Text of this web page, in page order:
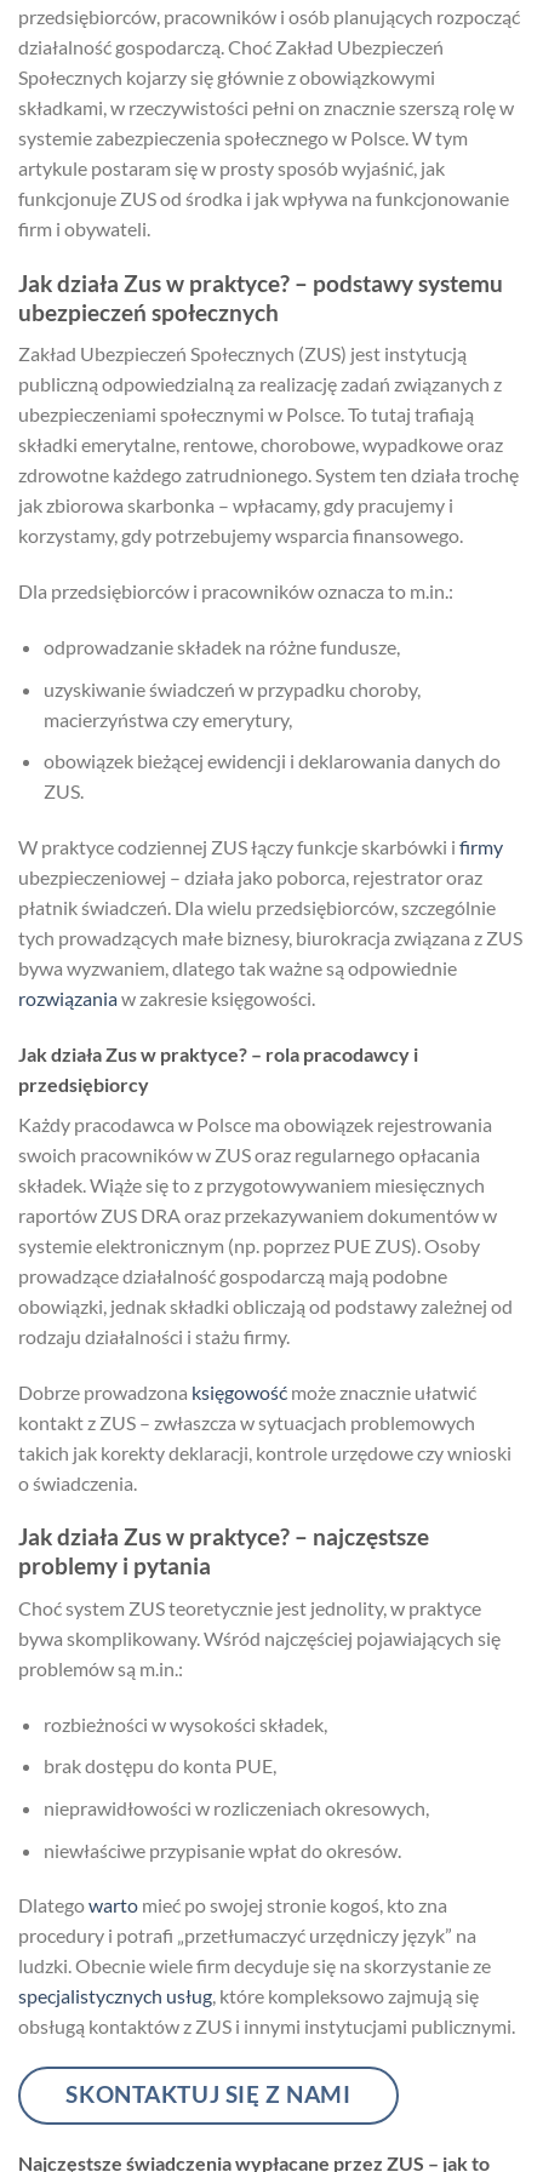
przedsiębiorców, pracowników i osób planujących rozpocząć
działalność gospodarczą. Choć Zakład Ubezpieczeń
Społecznych kojarzy się głównie z obowiązkowymi
składkami, w rzeczywistości pełni on znacznie szerszą rolę w
systemie zabezpieczenia społecznego w Polsce. W tym
artykule postaram się w prosty sposób wyjaśnić, jak
funkcjonuje ZUS od środka i jak wpływa na funkcjonowanie
firm i obywateli.
Jak działa Zus w praktyce? – podstawy systemu
ubezpieczeń społecznych
Zakład Ubezpieczeń Społecznych (ZUS) jest instytucją
publiczną odpowiedzialną za realizację zadań związanych z
ubezpieczeniami społecznymi w Polsce. To tutaj trafiają
składki emerytalne, rentowe, chorobowe, wypadkowe oraz
zdrowotne każdego zatrudnionego. System ten działa trochę
jak zbiorowa skarbonka – wpłacamy, gdy pracujemy i
korzystamy, gdy potrzebujemy wsparcia finansowego.
Dla przedsiębiorców i pracowników oznacza to m.in.:
odprowadzanie składek na różne fundusze,
uzyskiwanie świadczeń w przypadku choroby,
macierzyństwa czy emerytury,
obowiązek bieżącej ewidencji i deklarowania danych do
ZUS.
W praktyce codziennej ZUS łączy funkcje skarbówki i firmy
ubezpieczeniowej – działa jako poborca, rejestrator oraz
płatnik świadczeń. Dla wielu przedsiębiorców, szczególnie
tych prowadzących małe biznesy, biurokracja związana z ZUS
bywa wyzwaniem, dlatego tak ważne są odpowiednie
rozwiązaniaw zakresie księgowości.
Jak działa Zus w praktyce? – rola pracodawcy i
przedsiębiorcy
Każdy pracodawca w Polsce ma obowiązek rejestrowania
swoich pracowników w ZUS oraz regularnego opłacania
składek. Wiąże się to z przygotowywaniem miesięcznych
raportów ZUS DRA oraz przekazywaniem dokumentów w
systemie elektronicznym (np. poprzez PUE ZUS). Osoby
prowadzące działalność gospodarczą mają podobne
obowiązki, jednak składki obliczają od podstawy zależnej od
rodzaju działalności i stażu firmy.
Dobrze prowadzona księgowość może znacznie ułatwić
kontakt z ZUS – zwłaszcza w sytuacjach problemowych
takich jak korekty deklaracji, kontrole urzędowe czy wnioski
o świadczenia.
Jak działa Zus w praktyce? – najczęstsze
problemy i pytania
Choć system ZUS teoretycznie jest jednolity, w praktyce
bywa skomplikowany. Wśród najczęściej pojawiających się
problemów są m.in.:
rozbieżności w wysokości składek,
brak dostępu do konta PUE,
nieprawidłowości w rozliczeniach okresowych,
niewłaściwe przypisanie wpłat do okresów.
Dlategowarto mieć po swojej stronie kogoś, kto zna
procedury i potrafi „przetłumaczyć urzędniczy język” na
ludzki. Obecnie wiele firm decyduje się na skorzystanie ze
specjalistycznych usług, które kompleksowo zajmują się
obsługą kontaktów z ZUS i innymi instytucjami publicznymi.
SKONTAKTUJ SIĘ Z NAMI
Najczęstsze świadczenia wypłacane przez ZUS – jak to